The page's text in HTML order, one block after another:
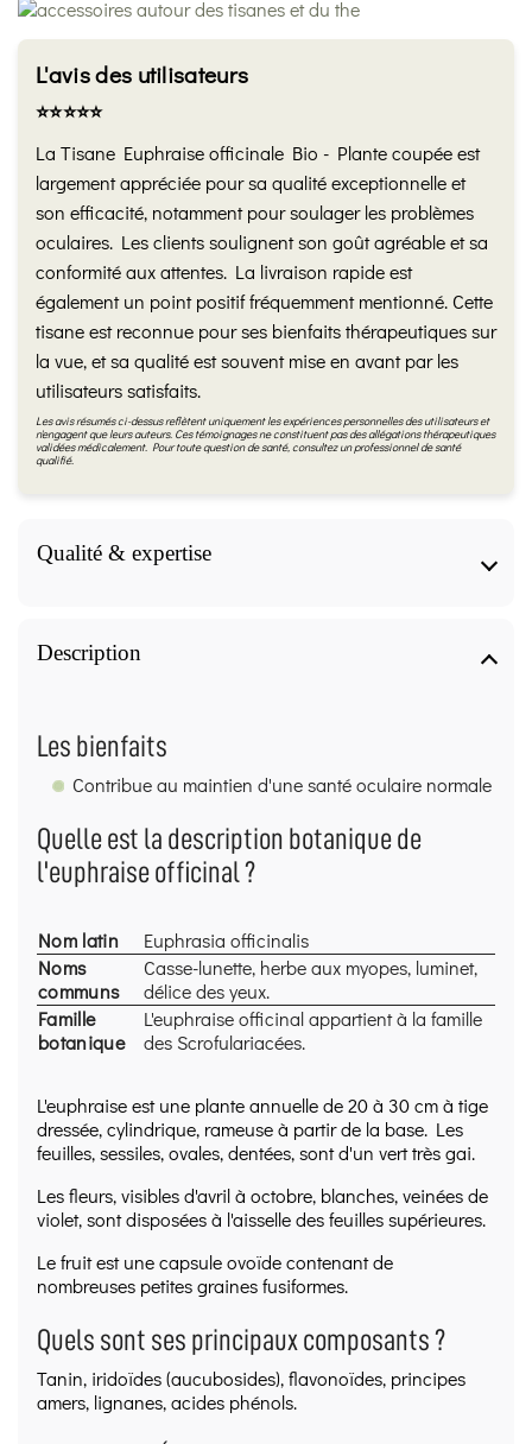
L'avis des utilisateurs
⭐️⭐️⭐️⭐️⭐️
La Tisane Euphraise officinale Bio - Plante coupée est
largement appréciée pour sa qualité exceptionnelle et
son efficacité, notamment pour soulager les problèmes
oculaires. Les clients soulignent son goût agréable et sa
conformité aux attentes. La livraison rapide est
également un point positif fréquemment mentionné. Cette
tisane est reconnue pour ses bienfaits thérapeutiques sur
la vue, et sa qualité est souvent mise en avant par les
utilisateurs satisfaits.
Les avis résumés ci-dessus reflètent uniquement les expériences personnelles des utilisateurs et
n'engagent que leurs auteurs. Ces témoignages ne constituent pas des allégations thérapeutiques
validées médicalement. Pour toute question de santé, consultez un professionnel de santé
qualifié.
Description
Les bienfaits
Contribue au maintien d'une santé oculaire normale
Quelle est la description botanique de
l'euphraise officinal ?
Nom latin
Euphrasia officinalis
Noms
communs
Casse-lunette, herbe aux myopes, luminet,
délice des yeux.
Famille
botanique
L'euphraise officinal appartient à la famille
des Scrofulariacées.
L'euphraise est une plante annuelle de 20 à 30 cm à tige
dressée, cylindrique, rameuse à partir de la base. Les
feuilles, sessiles, ovales, dentées, sont d'un vert très gai.
Les fleurs, visibles d'avril à octobre, blanches, veinées de
violet, sont disposées à l'aisselle des feuilles supérieures.
Le fruit est une capsule ovoïde contenant de
nombreuses petites graines fusiformes.
Quels sont ses principaux composants ?
Tanin, iridoïdes (aucubosides), flavonoïdes, principes
amers, lignanes, acides phénols.
Qualité & expertise
Les informations de cette page sont rédigées et relues
par Virginie Missiaen , diplômée
“Chef d’entreprise –
profession d’Herboriste”(Communauté française de
Belgique – IFAPME), obtenu à
Bruxelles le 30/09/2010
(mention Distinction).
Méthode : Contenu basé sur des sources de
EMA/HMPC, OMS/WHO, ESCOP, publications et
bases institutionnelles), rédigé avec une approche
prudente, transparente et sourcée.
Qualité & traçabilité :ProcéduresHACCP(hygiène
stricte, traçabilité des lots, contrôles à réception,
maîtrise du stockage et du conditionnement).
produits BIO sont identifiés sur leur fiche).
Depuis 2011,l’Herboristerie du Valmont construit
une réputation de qualité et de fiabilité en
herboristerie, avec une exigence constante sur la
sélection des plantes et l’information fournie.